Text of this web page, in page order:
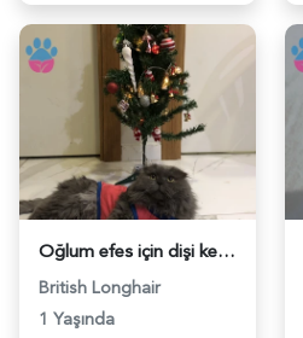
Oğlum efes için dişi kedi arıyorum - 118974410
British Longhair
1 Yaşında